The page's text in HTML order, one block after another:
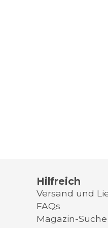
Hilfreich
Versand und
FAQs
Magazin-Suche